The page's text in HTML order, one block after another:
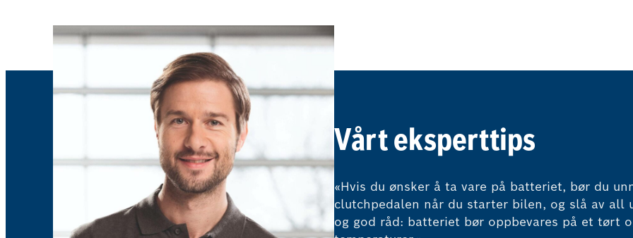
Vårt eksperttips
«Hvis du ønsker å ta vare på batteriet, bør du
clutchpedalen når du starter bilen, og slå av all
og god råd: batteriet bør oppbevares på et tørt